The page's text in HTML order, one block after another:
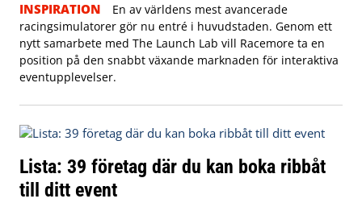
INSPIRATION
En av världens mest avancerade
racingsimulatorer gör nu entré i huvudstaden. Genom ett
nytt samarbete med The Launch Lab vill Racemore ta en
position på den snabbt växande marknaden för interaktiva
eventupplevelser.
Lista: 39 företag där du kan boka ribbåt
till ditt event